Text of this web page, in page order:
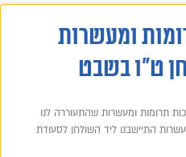
ומעשרות
ט"ו בשבט
תרומות ומעשרות שהתעוררה לנו
התיישבנו ליד השולחן לסעודת